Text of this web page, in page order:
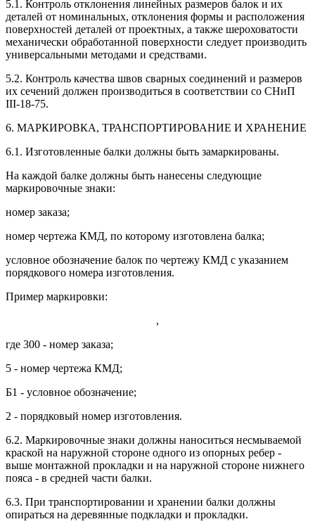
5.1. Контроль отклонения линейных размеров балок и их
деталей от номинальных, отклонения формы и расположения
поверхностей деталей от проектных, а также шероховатости
механически обработанной поверхности следует производить
универсальными методами и средствами.
5.2. Контроль качества швов сварных соединений и размеров
их сечений должен производиться в соответствии со СНиП
III-18-75.
6. МАРКИРОВКА, ТРАНСПОРТИРОВАНИЕ И ХРАНЕНИЕ
6.1. Изготовленные балки должны быть замаркированы.
На каждой балке должны быть нанесены следующие
маркировочные знаки:
номер заказа;
номер чертежа КМД, по которому изготовлена балка;
условное обозначение балок по чертежу КМД с указанием
порядкового номера изготовления.
Пример маркировки:
,
где 300 - номер заказа;
5 - номер чертежа КМД;
Б1 - условное обозначение;
2 - порядковый номер изготовления.
6.2. Маркировочные знаки должны наноситься несмываемой
краской на наружной стороне одного из опорных ребер -
выше монтажной прокладки и на наружной стороне нижнего
пояса - в средней части балки.
6.3. При транспортировании и хранении балки должны
опираться на деревянные подкладки и прокладки.